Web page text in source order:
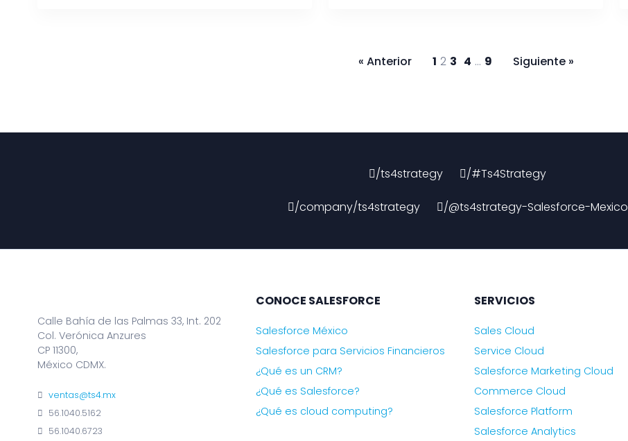
« Anterior 1 2 3 4 … 9 Siguiente »
/ts4strategy /#Ts4Strategy
/company/ts4strategy /@ts4strategy-Salesforce-Mexico
Calle Bahía de las Palmas 33, Int. 202
Col. Verónica Anzures
CP 11300,
México CDMX.
ventas@ts4.mx
56.1040.5162
56.1040.6723
CONOCE SALESFORCE
Salesforce México
Salesforce para Servicios Financieros
¿Qué es un CRM?
¿Qué es Salesforce?
¿Qué es cloud computing?
SERVICIOS
Sales Cloud
Service Cloud
Salesforce Marketing Cloud
Commerce Cloud
Salesforce Platform
Salesforce Analytics